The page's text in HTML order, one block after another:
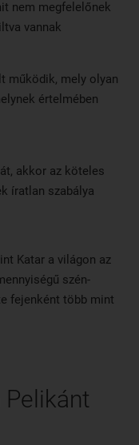
nem megfelelőnek
vannak
működik, mely olyan
értelmében
akkor az köteles
íratlan szabálya
Katar a világon az
szén-
fejenként több mint